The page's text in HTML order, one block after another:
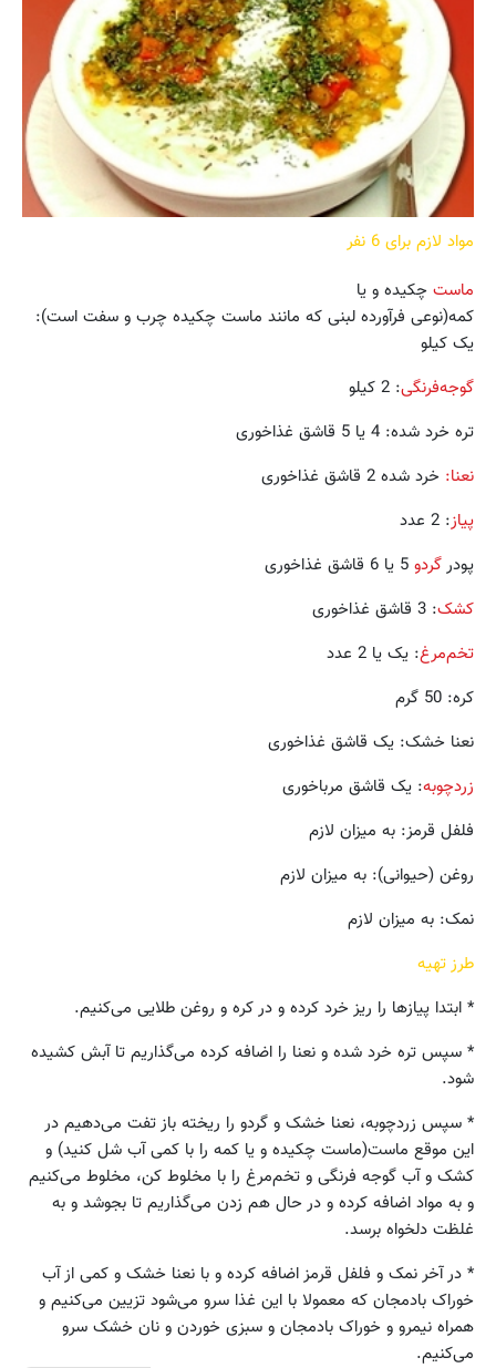
مواد لازم برای 6 نفر
ماست چکیده و یا
کمه(نوعی فرآورده لبنی که مانند ماست چکیده چرب و سفت است):
یک کیلو
گوجه‌فرنگی: 2 کیلو
تره خرد شده: 4 یا 5 قاشق غذاخوری
نعنا: خرد شده 2 قاشق غذاخوری
پیاز: 2 عدد
پودرگردو
کشک: 3 قاشق غذاخوری
تخم‌مرغ: یک یا 2 عدد
کره: 50 گرم
نعنا خشک: یک قاشق غذاخوری
زردچوبه: یک قاشق مرباخوری
فلفل قرمز: به میزان لازم
روغن (حیوانی): به میزان لازم
نمک: به میزان لازم
طرز تهیه
* ابتدا پیازها را ریز خرد کرده و در کره و روغن طلایی می‌کنیم.
* سپس تره خرد شده و نعنا را اضافه کرده می‌گذاریم تا آبش کشیده
شود.
* سپس زردچوبه، نعنا خشک و گردو را ریخته باز تفت می‌دهیم در
این موقع ماست(ماست چکیده و یا کمه را با کمی آب شل کنید) و
کشک و آب گوجه فرنگی و تخم‌مرغ را با مخلوط کن، مخلوط می‌کنیم
و به مواد اضافه کرده و در حال هم زدن می‌گذاریم تا بجوشد و به
غلظت دلخواه برسد.
* در آخر نمک و فلفل قرمز اضافه کرده و با نعنا خشک و کمی از آب
خوراک بادمجان که معمولا با این غذا سرو می‌شود تزیین می‌کنیم و
همراه نیمرو و خوراک بادمجان و سبزی خوردن و نان خشک سرو
می‌کنیم.